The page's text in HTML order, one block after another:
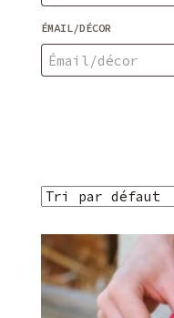
ÉMAIL/DÉCOR
Émail/décor